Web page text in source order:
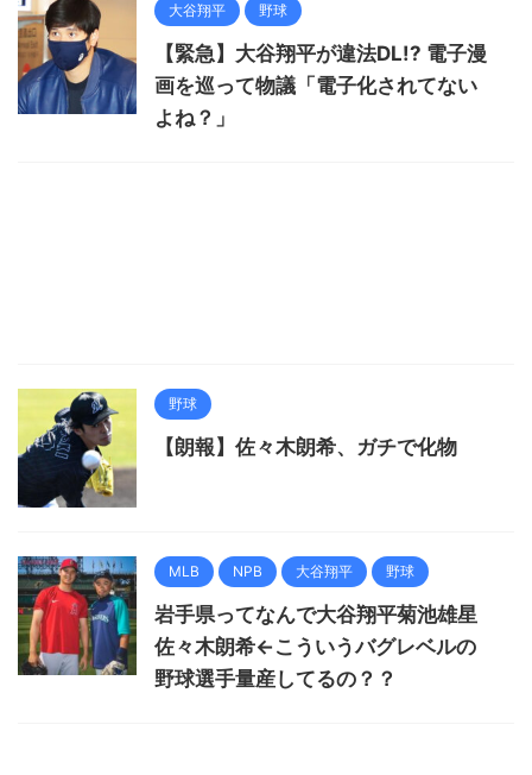
大谷翔平 野球
【緊急】大谷翔平が違法DL!? 電子漫
画を巡って物議「電子化されてない
よね？」
野球
【朗報】佐々木朗希、ガチで化物
MLB NPB 大谷翔平 野球
岩手県ってなんで大谷翔平菊池雄星
佐々木朗希←こういうバグレベルの
野球選手量産してるの？？